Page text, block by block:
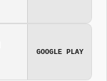
GOOGLE PLAY